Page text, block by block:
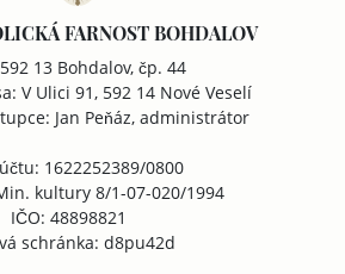
FARNOST BOHDALOV
13 Bohdalov, čp. 44
V Ulici 91, 592 14 Nové Veselí
Jan Peňáz, administrátor
1622252389/0800
kultury 8/1-07-020/1994
IČO: 48898821
schránka: d8pu42d